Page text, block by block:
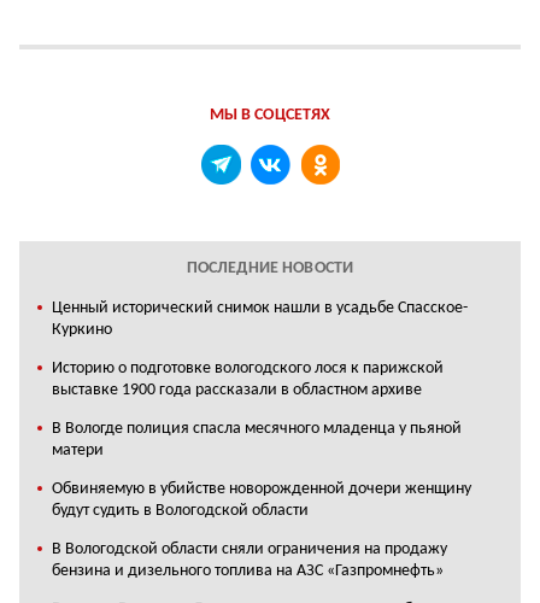
МЫ В СОЦСЕТЯХ
ПОСЛЕДНИЕ НОВОСТИ
Ценный исторический снимок нашли в усадьбе Спасское-
Куркино
Историю о подготовке вологодского лося к парижской
выставке 1900 года рассказали в областном архиве
В Вологде полиция спасла месячного младенца у пьяной
матери
Обвиняемую в убийстве новорожденной дочери женщину
будут судить в Вологодской области
В Вологодской области сняли ограничения на продажу
бензина и дизельного топлива на АЗС «Газпромнефть»